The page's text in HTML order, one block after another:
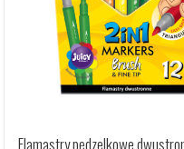
Flamastry pędzelkowe